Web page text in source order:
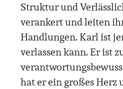
Struktur und
verankert und leiten
Handlungen. Karl ist
verlassen kann. Er ist
hat er ein großes Herz